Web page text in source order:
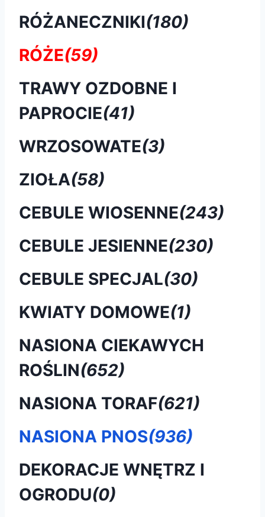
RÓŻANECZNIKI(180)
RÓŻE(59)
TRAWY OZDOBNE I
PAPROCIE(41)
WRZOSOWATE(3)
ZIOŁA(58)
CEBULE WIOSENNE(243)
CEBULE JESIENNE(230)
CEBULE SPECJAL(30)
KWIATY DOMOWE(1)
NASIONA CIEKAWYCH
ROŚLIN(652)
NASIONA TORAF(621)
NASIONA PNOS(936)
DEKORACJE WNĘTRZ I
OGRODU(0)